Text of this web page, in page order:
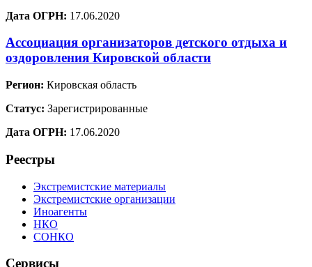
Дата ОГРН: 17.06.2020
Ассоциация организаторов детского отдыха и
оздоровления Кировской области
Регион: Кировская область
Статус: Зарегистрированные
Дата ОГРН: 17.06.2020
Реестры
Экстремистские материалы
Экстремистские организации
Иноагенты
НКО
СОНКО
Сервисы